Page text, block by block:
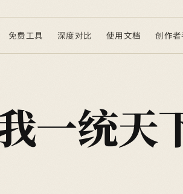
免费工具 深度对比 使用文档 创作者
一统